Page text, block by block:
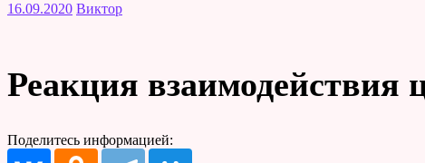
16.09.2020 Виктор
Реакция взаимодействия
Поделитесь информацией: